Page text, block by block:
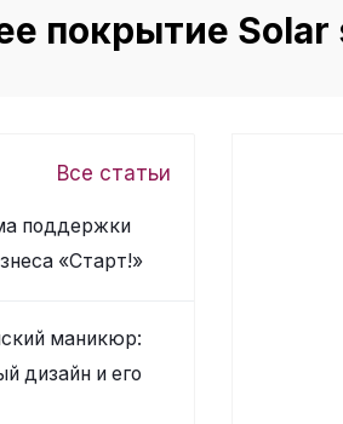
покрытие Solar
Все статьи
поддержки
«Старт!»
маникюр:
дизайн и его